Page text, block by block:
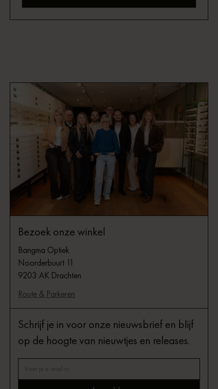
Bezoek onze winkel
Bangma Optiek
Noorderbuurt 11
9203 AK Drachten
Route & Parkeren
Schrijf je in voor onze nieuwsbrief en blijf
op de hoogte van nieuwtjes en releases.